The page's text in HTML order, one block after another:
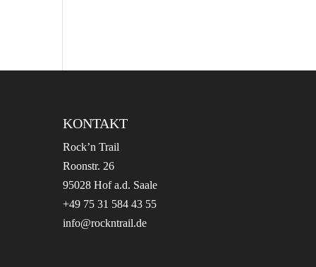
KONTAKT
Rock’n Trail
Roonstr. 26
95028 Hof a.d. Saale
+49 75 31 584 43 55
info@rockntrail.de